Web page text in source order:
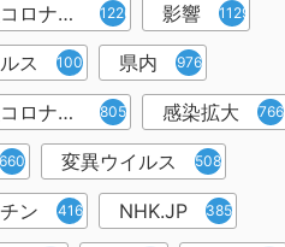
新型コロナウイルス感染症 1226 影響 1129
ス 1001 県内 976
新型コロナウイルス感染 805 感染拡大 766
660 変異ウイルス 508
ン 416 NHK.JP 385